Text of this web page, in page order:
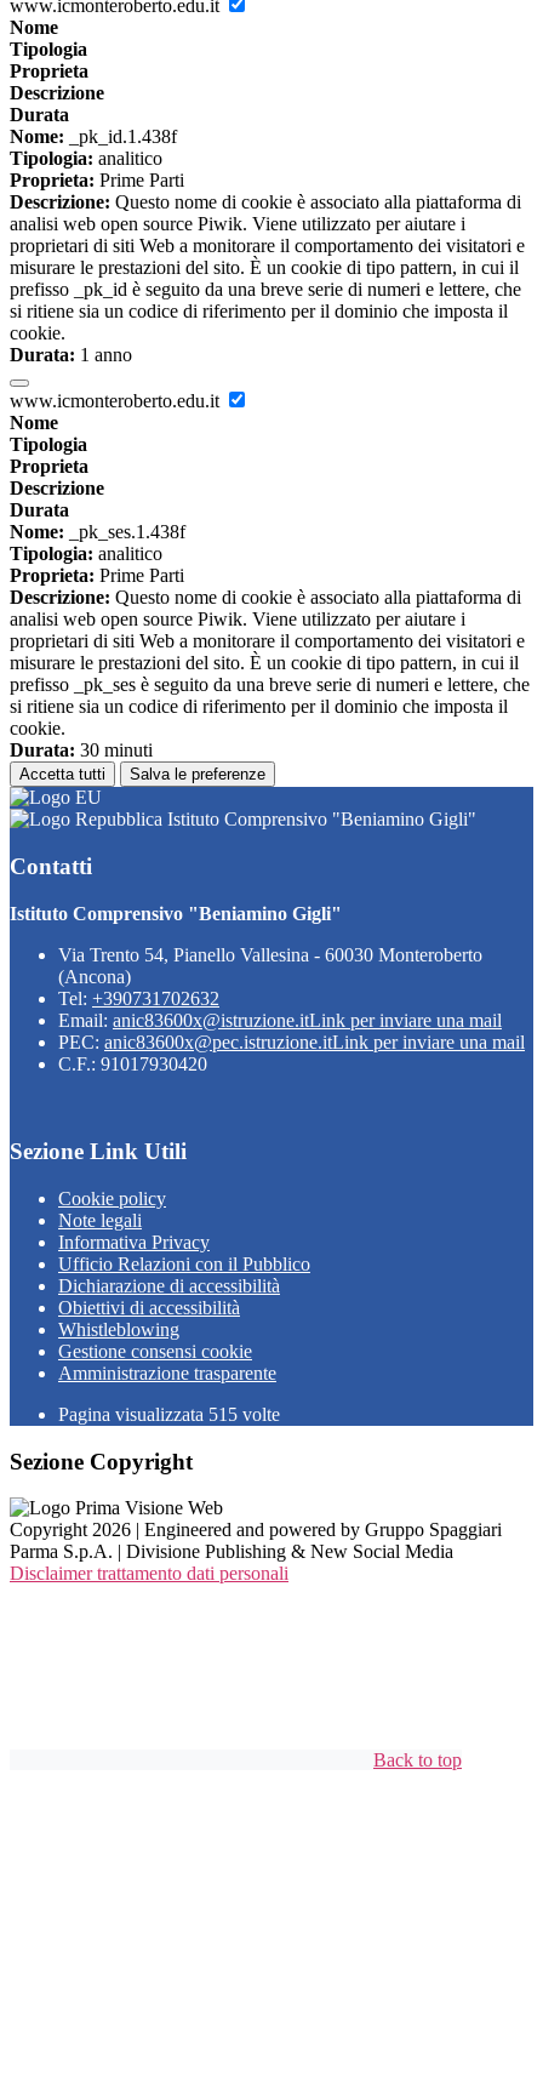
www.icmonteroberto.edu.it
Nome
Tipologia
Proprieta
Descrizione
Durata
Nome: _pk_id.1.438f
Tipologia: analitico
Proprieta: Prime Parti
Descrizione: Questo nome di cookie è associato alla piattaforma di
analisi web open source Piwik. Viene utilizzato per aiutare i
proprietari di siti Web a monitorare il comportamento dei visitatori e
misurare le prestazioni del sito. È un cookie di tipo pattern, in cui il
prefisso _pk_id è seguito da una breve serie di numeri e lettere, che
si ritiene sia un codice di riferimento per il dominio che imposta il
cookie.
Durata: 1 anno
www.icmonteroberto.edu.it
Nome
Tipologia
Proprieta
Descrizione
Durata
Nome: _pk_ses.1.438f
Tipologia: analitico
Proprieta: Prime Parti
Descrizione: Questo nome di cookie è associato alla piattaforma di
analisi web open source Piwik. Viene utilizzato per aiutare i
proprietari di siti Web a monitorare il comportamento dei visitatori e
misurare le prestazioni del sito. È un cookie di tipo pattern, in cui il
prefisso _pk_ses è seguito da una breve serie di numeri e lettere, che
si ritiene sia un codice di riferimento per il dominio che imposta il
cookie.
Durata: 30 minuti
Accetta tutti Salva le preferenze
Istituto Comprensivo "Beniamino Gigli"
Contatti
Istituto Comprensivo "Beniamino Gigli"
Via Trento 54, Pianello Vallesina - 60030 Monteroberto
(Ancona)
Tel: +390731702632
Email: anic83600x@istruzione.itLink per inviare una mail
PEC: anic83600x@pec.istruzione.itLink per inviare una mail
C.F.: 91017930420
Sezione Link Utili
Cookie policy
Note legali
Informativa Privacy
Ufficio Relazioni con il Pubblico
Dichiarazione di accessibilità
Obiettivi di accessibilità
Whistleblowing
Gestione consensi cookie
Amministrazione trasparente
Pagina visualizzata 515 volte
Sezione Copyright
Copyright 2026 | Engineered and powered by Gruppo Spaggiari
Parma S.p.A. | Divisione Publishing & New Social Media
Disclaimer trattamento dati personali
Back to top